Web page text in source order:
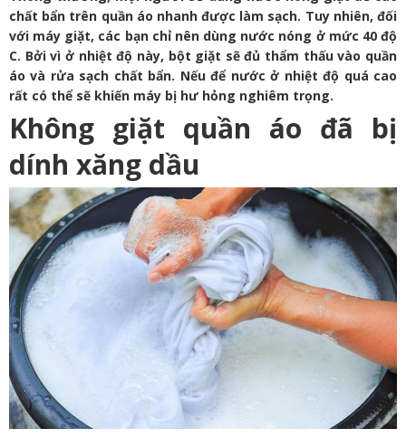
chất bẩn trên quần áo nhanh được làm sạch. Tuy nhiên, đối
với máy giặt, các bạn chỉ nên dùng nước nóng ở mức 40 độ
C. Bởi vì ở nhiệt độ này, bột giặt sẽ đủ thẩm thấu vào quần
áo và rửa sạch chất bẩn. Nếu để nước ở nhiệt độ quá cao
rất có thể sẽ khiến máy bị hư hỏng nghiêm trọng.
Không giặt quần áo đã bị
dính xăng dầu